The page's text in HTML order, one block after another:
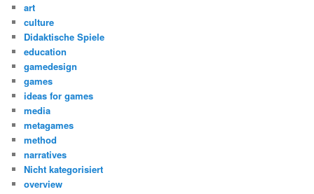
art
culture
Didaktische Spiele
education
gamedesign
games
ideas for games
media
metagames
method
narratives
Nicht kategorisiert
overview